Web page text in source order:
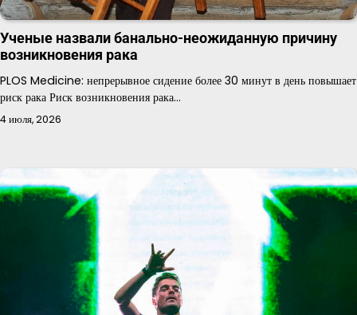
Ученые назвали банально-неожиданную причину
возникновения рака
PLOS Medicine: непрерывное сидение более 30 минут в день повышает
риск рака Риск возникновения рака…
4 июля, 2026